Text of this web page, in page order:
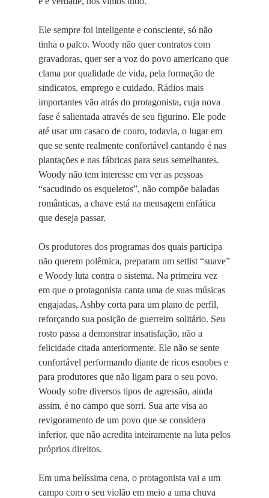
Ele sempre foi inteligente e consciente, só não
tinha o palco. Woody não quer contratos com
gravadoras, quer ser a voz do povo americano que
clama por qualidade de vida, pela formação de
sindicatos, emprego e cuidado. Rádios mais
importantes vão atrás do protagonista, cuja nova
fase é salientada através de seu figurino. Ele pode
até usar um casaco de couro, todavia, o lugar em
que se sente realmente confortável cantando é nas
plantações e nas fábricas para seus semelhantes.
Woody não tem interesse em ver as pessoas
“sacudindo os esqueletos”, não compõe baladas
românticas, a chave está na mensagem enfática
que deseja passar.
Os produtores dos programas dos quais participa
não querem polêmica, preparam um setlist “suave”
e Woody luta contra o sistema. Na primeira vez
em que o protagonista canta uma de suas músicas
engajadas, Ashby corta para um plano de perfil,
reforçando sua posição de guerreiro solitário. Seu
rosto passa a demonstrar insatisfação, não a
felicidade citada anteriormente. Ele não se sente
confortável performando diante de ricos esnobes e
para produtores que não ligam para o seu povo.
Woody sofre diversos tipos de agressão, ainda
assim, é no campo que sorri. Sua arte visa ao
revigoramento de um povo que se considera
inferior, que não acredita inteiramente na luta pelos
próprios direitos.
Em uma belíssima cena, o protagonista vai a um
campo com o seu violão em meio a uma chuva